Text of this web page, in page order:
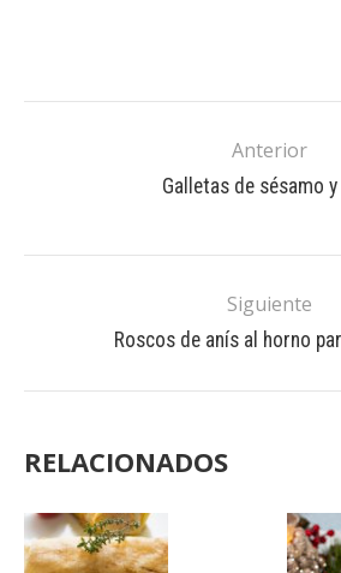
Anterior
Galletas de sésamo
Siguiente
Roscos de anís al horno
RELACIONADOS